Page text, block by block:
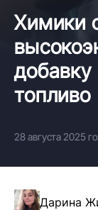
Химики
добавку
топливо
28 августа 2025
Дарина